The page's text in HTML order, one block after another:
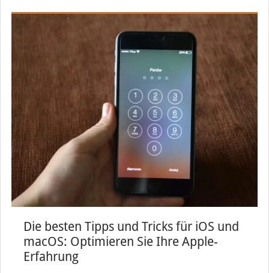
Die besten Tipps und Tricks für iOS und
macOS: Optimieren Sie Ihre Apple-
Erfahrung